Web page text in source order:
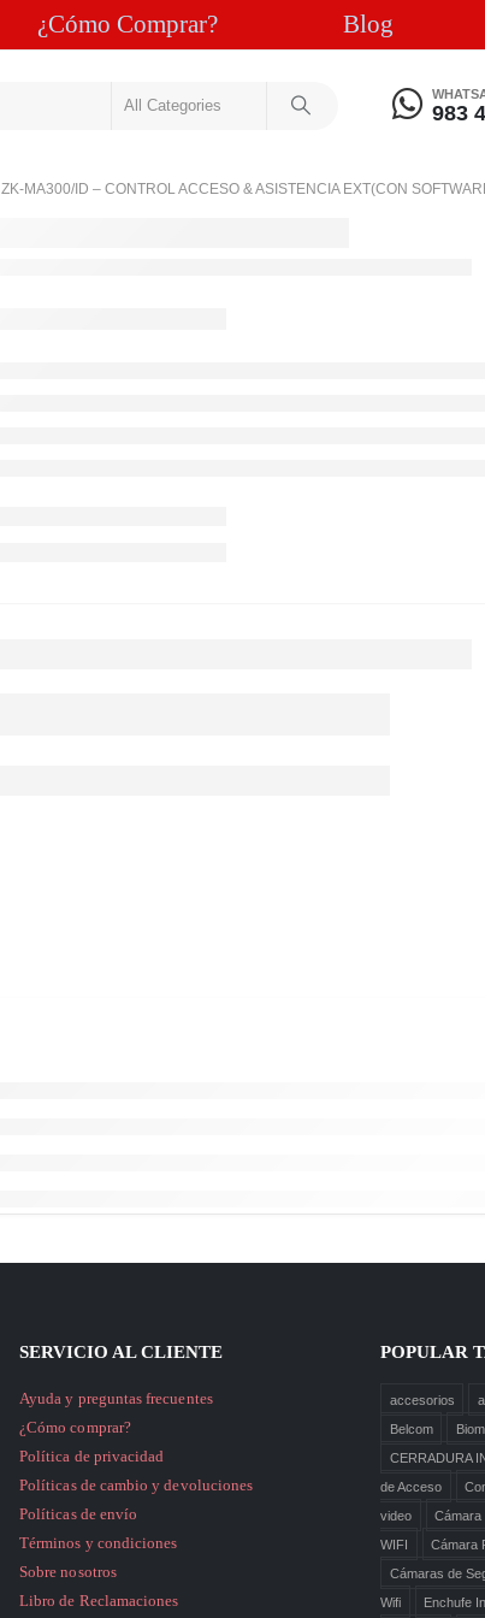
¿Cómo Comprar? Blog
983
ZK-MA300/ID – CONTROL ACCESO & ASISTENCIA EXT(CON
SERVICIO AL CLIENTE
Ayuda y preguntas frecuentes
¿Cómo comprar?
Política de privacidad
Políticas de cambio y devoluciones
Políticas de envío
Términos y condiciones
Sobre nosotros
Libro de Reclamaciones
POPULAR
accesorios
Belcom
CERRADURA
de Acceso
video
Cámara
WIFI
Cámara
Cámaras de
Wifi
Enchufe